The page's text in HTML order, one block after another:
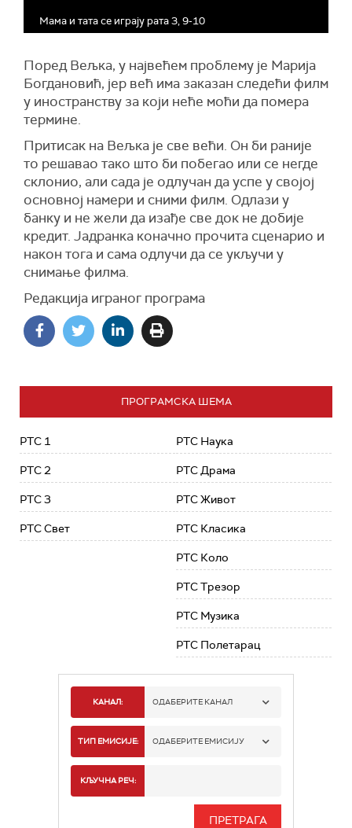
Мама и тата се играју рата 3, 9-10
Поред Вељка, у највећем проблему је Марија
Богдановић, јер већ има заказан следећи филм
у иностранству за који неће моћи да помера
термине.
Притисак на Вељка је све већи. Oн би раније
то решавао тако што би побегао или се негде
склонио, али сада је одлучан да успе у својој
основној намери и сними филм. Одлази у
банку и не жели да изађе све док не добије
кредит. Јадранка коначно прочита сценарио и
након тога и сама одлучи да се укључи у
снимање филма.
Редакција играног програма
ПРОГРАМСКА ШЕМА
РТС 1
РТС 2
РТС 3
РТС Свет
РТС Наука
РТС Драма
РТС Живот
РТС Класика
РТС Коло
РТС Трезор
РТС Музика
РТС Полетарац
КАНАЛ: ОДАБЕРИТЕ КАНАЛ
РТС 1
РТС 3
ТИП ЕМИСИЈЕ: ОДАБЕРИТЕ ЕМИСИЈУ
КЉУЧНА РЕЧ: